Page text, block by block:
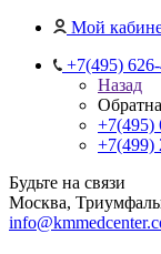
Мой
+7(495)
Назад
+7(495)
+7(499)
Будьте на связи
Москва,